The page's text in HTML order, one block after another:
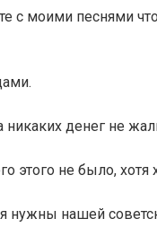
с моими песнями
денег не
этого не было, хотя
нужны нашей